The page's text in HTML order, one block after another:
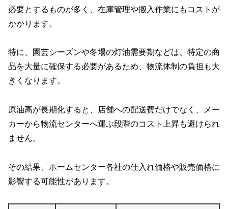
必要とするものが多く、在庫管理や搬入作業にもコストが
かかります。
特に、園芸シーズンや冬場の灯油需要期などは、特定の商
品を大量に確保する必要があるため、物流体制の負担も大
きくなります。
原油高が長期化すると、店舗への配送費だけでなく、メー
カーから物流センターへ運ぶ段階のコスト上昇も避けられ
ません。
その結果、ホームセンター各社の仕入れ価格や販売価格に
影響する可能性があります。